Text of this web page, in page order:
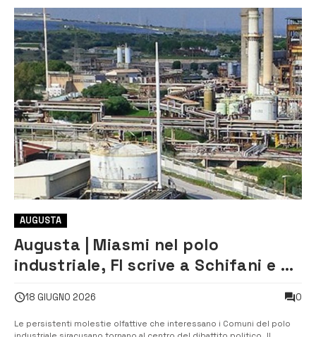
AUGUSTA
Augusta | Miasmi nel polo
industriale, FI scrive a Schifani e al
pubblico più efficace»
18 GIUGNO 2026 0
Le persistenti molestie olfattive che interessano i Comuni del polo